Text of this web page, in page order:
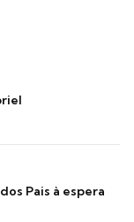
Pais à espera